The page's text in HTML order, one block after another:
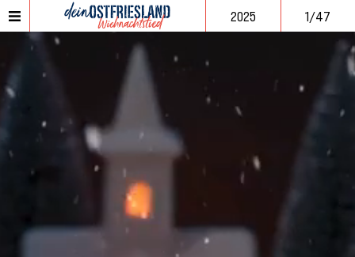
2025 1/47